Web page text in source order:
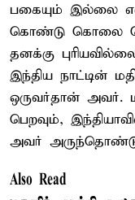
பகையும் இல்லை
கொண்டு கொலை
தனக்கு
இந்திய நாட்டின்
ஒருவர்தான் அவர்.
பெறவும்,
அவர்
Also Read